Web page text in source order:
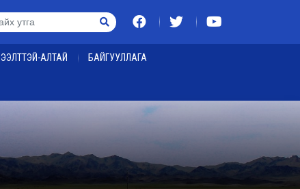
АЛТАЙ БАЙГУУЛЛАГА